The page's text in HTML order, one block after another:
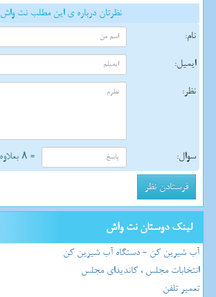
نظرتان درباره ی این مطلب نت واش
نام:
ایمیل:
نظر:
سوال: = ۸ بعلاوه ۳
لینک دوستان نت واش
آب شیرین کن - دستگاه آب شیرین کن
انتخابات مجلس ، کاندیدای مجلس
تعمیر تلفن